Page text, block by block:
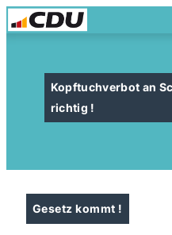
Kopftuchverbot an
richtig !
Gesetz kommt !